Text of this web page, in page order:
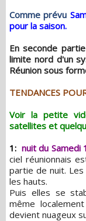
Comme prévu
pour la saison.
En seconde
limite nord d'un
Réunion sous
TENDANCES
Voir la petite
satellites et
1: nuit du Samedi
ciel réunionnais
partie de nuit.
les hauts.
Puis elles se
même
devient nuageux